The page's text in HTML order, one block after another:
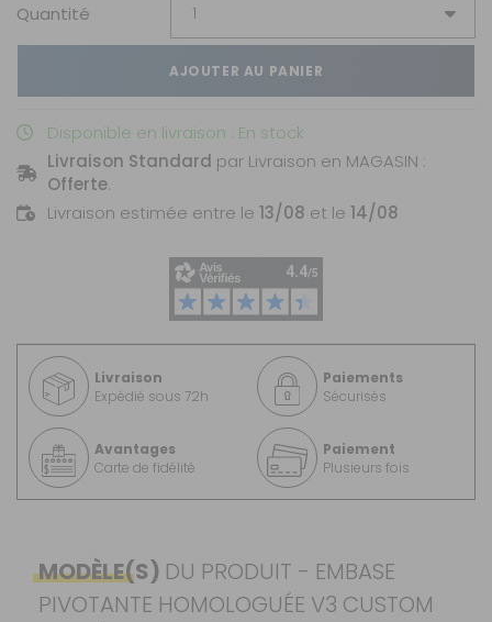
Quantité
AJOUTER AU PANIER
Disponible en livraison : En stock
Livraison Standard par Livraison en MAGASIN :
Offerte.
Livraison estimée entre le 13/08 et le 14/08
Livraison
Expédié sous 72h
Paiements
Sécurisés
Avantages
Carte de fidélité
Paiement
Plusieurs fois
MODÈLE(S) DU PRODUIT - EMBASE
PIVOTANTE HOMOLOGUÉE V3 CUSTOM